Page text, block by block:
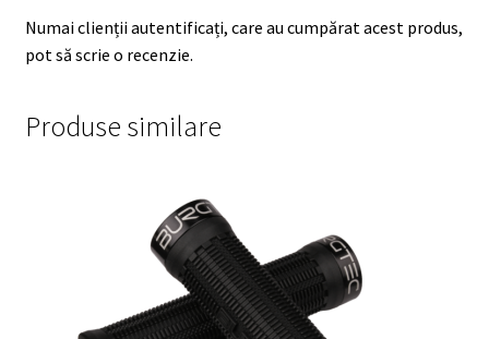
Numai clienții autentificați, care au cumpărat acest produs,
pot să scrie o recenzie.
Produse similare